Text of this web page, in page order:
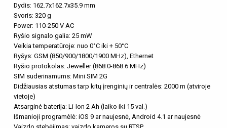
Dydis: 162.7x162.7x35.9 mm
Svoris: 320 g
Power: 110-250 V AC
Ryšio signalo galia: 25 mW
Veikia temperatūroje: nuo 0°C iki + 50°C
Ryšys: GSM (850/900/1800/1900 MHz), Ethernet
Ryšio protokolas: Jeweller (868.0-868.6 MHz)
SIM suderinamums: Mini SIM 2G
Didžiausias atstumas tarp kitų įrenginių ir centralės: 2000 m (atviroje
vietoje)
Atsarginė baterija: Li-Ion 2 Ah (laiko iki 15 val.)
Išmanioji programėlė: iOS 9 ar naujesnė, Android 4.1 ar naujesnė